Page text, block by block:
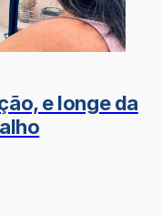
e longe da